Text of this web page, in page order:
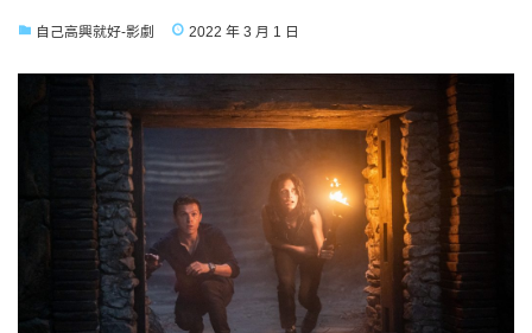
自己高興就好-影劇 2022 年 3 月 1 日